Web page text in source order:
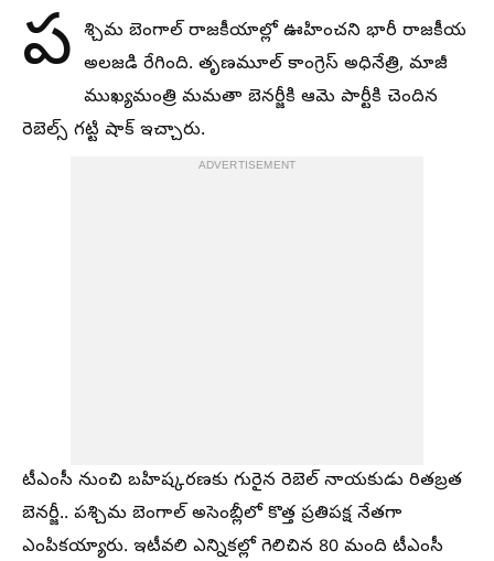
ప శ్చిమ బెంగాల్ రాజకీయాల్లో ఊహించని భారీ రాజకీయ
అలజడి రేగింది. తృణమూల్ కాంగ్రెస్ అధినేత్రి, మాజీ
ముఖ్యమంత్రి మమతా బెనర్జీకి ఆమె పార్టీకి చెందిన
రెబెల్స్ గట్టి షాక్ ఇచ్చారు.
ADVERTISEMENT
టీఎంసీ నుంచి బహిష్కరణకు గురైన రెబెల్ నాయకుడు రితబ్రత
బెనర్జీ.. పశ్చిమ బెంగాల్ అసెంబ్లీలో కొత్త ప్రతిపక్ష నేతగా
ఎంపికయ్యారు. ఇటీవలి ఎన్నికల్లో గెలిచిన 80 మంది టీఎంసీ